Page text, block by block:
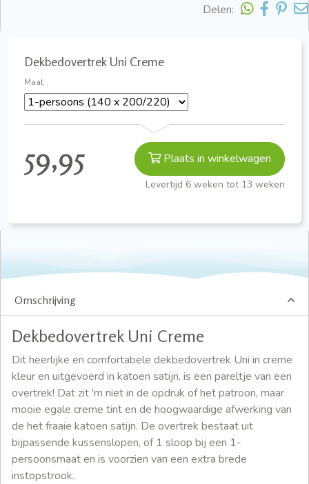
Delen:
Dekbedovertrek Uni Creme
Maat
59,95 Plaats in winkelwagen
Levertijd 6 weken tot 13 weken
Omschrijving
Dekbedovertrek Uni Creme
Dit heerlijke en comfortabele dekbedovertrek Uni in creme
kleur en uitgevoerd in katoen satijn, is een pareltje van een
overtrek! Dat zit 'm niet in de opdruk of het patroon, maar
mooie egale creme tint en de hoogwaardige afwerking van
de het fraaie katoen satijn. De overtrek bestaat uit
bijpassende kussenslopen, of 1 sloop bij een 1-
persoonsmaat en is voorzien van een extra brede
instopstrook.